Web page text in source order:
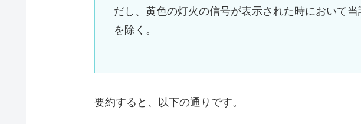
だし、黄色の灯火の信号が表示された時において
を除く。
要約すると、以下の通りです。